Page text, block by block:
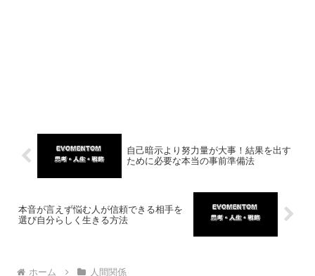
自己暗示より努力量が大事！結果を出す
ために必要な本当の事前準備法
本音が言えず悩む人が信頼できる相手を
選び自分らしく生きる方法
ホーム 人間関係